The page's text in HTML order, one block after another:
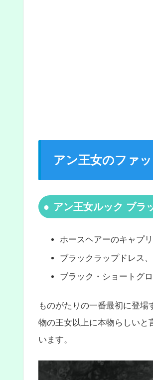
アン王女のファ
アン王女ルック ブラ
ホースヘアーのキャプ
ブラックラップドレス
ブラック・ショートグ
ものがたりの一番最初に登
物の王女以上に本物らしいと
います。